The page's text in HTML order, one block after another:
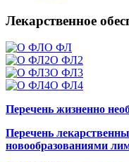
Лекарственное
О ФЛ
О ФЛ2
О ФЛ3
О ФЛ4
Перечень жизненно
Перечень
новообразованиями